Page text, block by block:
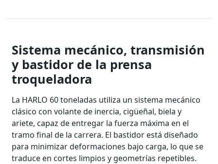
Sistema mecánico, transmisión
y bastidor de la prensa
troqueladora
La HARLO 60 toneladas utiliza un sistema mecánico
clásico con volante de inercia, cigüeñal, biela y
ariete, capaz de entregar la fuerza máxima en el
tramo final de la carrera. El bastidor está diseñado
para minimizar deformaciones bajo carga, lo que se
traduce en cortes limpios y geometrías repetibles.